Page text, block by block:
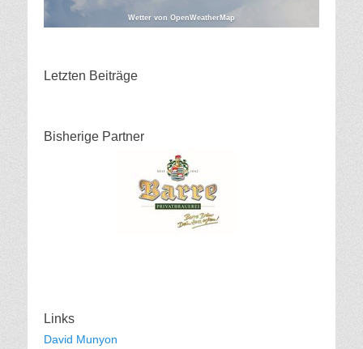
Wetter von OpenWeatherMap
Letzten Beiträge
Bisherige Partner
Links
David Munyon